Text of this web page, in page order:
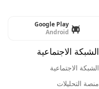
Google Play
Android
الشبكة الاجتماعية
الشبكة الاجتماعية
منصة التحليلات